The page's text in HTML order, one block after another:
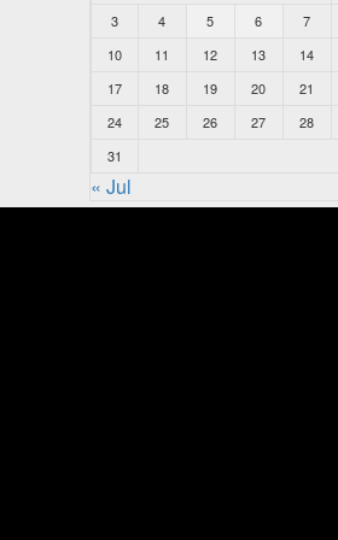
3
4 5 6 7
10
11 12 13 14
17
18 19 20 21
24
25 26 27 28
31
« Jul